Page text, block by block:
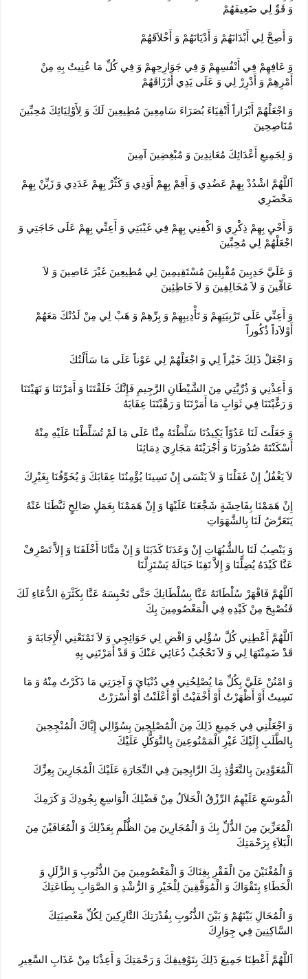
وَ قَوِّ لِي ضَعِيفَهُمْ‏
وَ أَصِحَّ لِي أَبْدَانَهُمْ وَ أَدْيَانَهُمْ وَ أَخْلاَقَهُمْ‏
وَ عَافِهِمْ فِي أَنْفُسِهِمْ وَ فِي جَوَارِحِهِمْ وَ فِي كُلِّ مَا عُنِيتُ بِهِ مِنْ
أَمْرِهِمْ وَ أَدْرِرْ لِي وَ عَلَى يَدِي أَرْزَاقَهُمْ‏
وَ اجْعَلْهُمْ أَبْرَاراً أَتْقِيَاءَ بُصَرَاءَ سَامِعِينَ مُطِيعِينَ لَكَ وَ لِأَوْلِيَائِكَ مُحِبِّينَ
مُنَاصِحِينَ‏
وَ لِجَمِيعِ أَعْدَائِكَ مُعَانِدِينَ وَ مُبْغِضِينَ آمِينَ‏
اَللَّهُمَّ اشْدُدْ بِهِمْ عَضُدِي وَ أَقِمْ بِهِمْ أَوَدِي وَ كَثِّرْ بِهِمْ عَدَدِي وَ زَيِّنْ بِهِمْ
مَحْضَرِي‏
وَ أَحْيِ بِهِمْ ذِكْرِي وَ اكْفِنِي بِهِمْ فِي غَيْبَتِي وَ أَعِنِّي بِهِمْ عَلَى حَاجَتِي وَ
اجْعَلْهُمْ لِي مُحِبِّينَ‏
وَ عَلَيَّ حَدِبِينَ مُقْبِلِينَ مُسْتَقِيمِينَ لِي مُطِيعِينَ غَيْرَ عَاصِينَ وَ لاَ
عَاقِّينَ وَ لاَ مُخَالِفِينَ وَ لاَ خَاطِئِينَ‏
وَ أَعِنِّي عَلَى تَرْبِيَتِهِمْ وَ تَأْدِيبِهِمْ وَ بِرِّهِمْ وَ هَبْ لِي مِنْ لَدُنْكَ مَعَهُمْ
أَوْلاَداً ذُكُوراً
وَ اجْعَلْ ذَلِكَ خَيْراً لِي وَ اجْعَلْهُمْ لِي عَوْناً عَلَى مَا سَأَلْتُكَ‏
وَ أَعِذْنِي وَ ذُرِّيَّتِي مِنَ الشَّيْطَانِ الرَّجِيمِ فَإِنَّكَ خَلَقْتَنَا وَ أَمَرْتَنَا وَ نَهَيْتَنَا
وَ رَغَّبْتَنَا فِي ثَوَابِ مَا أَمَرْتَنَا وَ رَهَّبْتَنَا عِقَابَهُ‏
وَ جَعَلْتَ لَنَا عَدُوّاً يَكِيدُنَا سَلَّطْتَهُ مِنَّا عَلَى مَا لَمْ تُسَلِّطْنَا عَلَيْهِ مِنْهُ
أَسْكَنْتَهُ صُدُورَنَا وَ أَجْرَيْتَهُ مَجَارِيَ دِمَائِنَا
لاَ يَغْفُلُ إِنْ غَفَلْنَا وَ لاَ يَنْسَى إِنْ نَسِينَا يُؤْمِنُنَا عِقَابَكَ وَ يُخَوِّفُنَا بِغَيْرِكَ‏
إِنْ هَمَمْنَا بِفَاحِشَةٍ شَجَّعَنَا عَلَيْهَا وَ إِنْ هَمَمْنَا بِعَمَلٍ صَالِحٍ ثَبَّطَنَا عَنْهُ
يَتَعَرَّضُ لَنَا بِالشَّهَوَاتِ‏
وَ يَنْصِبُ لَنَا بِالشُّبُهَاتِ إِنْ وَعَدَنَا كَذَبَنَا وَ إِنْ مَنَّانَا أَخْلَفَنَا وَ إِلاَّ تَصْرِفْ
عَنَّا كَيْدَهُ يُضِلَّنَا وَ إِلاَّ تَقِنَا خَبَالَهُ يَسْتَزِلَّنَا
اَللَّهُمَّ فَاقْهَرْ سُلْطَانَهُ عَنَّا بِسُلْطَانِكَ حَتَّى تَحْبِسَهُ عَنَّا بِكَثْرَةِ الدُّعَاءِ لَكَ
فَنُصْبِحَ مِنْ كَيْدِهِ فِي الْمَعْصُومِينَ بِكَ‏
اَللَّهُمَّ أَعْطِنِي كُلَّ سُؤْلِي وَ اقْضِ لِي حَوَائِجِي وَ لاَ تَمْنَعْنِي الْإِجَابَةَ وَ
قَدْ ضَمِنْتَهَا لِي وَ لاَ تَحْجُبْ دُعَائِي عَنْكَ وَ قَدْ أَمَرْتَنِي بِهِ‏
وَ امْنُنْ عَلَيَّ بِكُلِّ مَا يُصْلِحُنِي فِي دُنْيَايَ وَ آخِرَتِي مَا ذَكَرْتُ مِنْهُ وَ مَا
نَسِيتُ أَوْ أَظْهَرْتُ أَوْ أَخْفَيْتُ أَوْ أَعْلَنْتُ أَوْ أَسْرَرْتُ‏
وَ اجْعَلْنِي فِي جَمِيعِ ذَلِكَ مِنَ الْمُصْلِحِينَ بِسُؤَالِي إِيَّاكَ الْمُنْجِحِينَ
بِالطَّلَبِ إِلَيْكَ غَيْرِ الْمَمْنُوعِينَ بِالتَّوَكُّلِ عَلَيْكَ‏
اَلْمُعَوَّدِينَ بِالتَّعَوُّذِ بِكَ الرَّابِحِينَ فِي التِّجَارَةِ عَلَيْكَ الْمُجَارِينَ بِعِزِّكَ‏
الْمُوسَعِ عَلَيْهِمُ الرِّزْقُ الْحَلاَلُ مِنْ فَضْلِكَ الْوَاسِعِ بِجُودِكَ وَ كَرَمِكَ‏
الْمُعَزِّينَ مِنَ الذُّلِّ بِكَ وَ الْمُجَارِينَ مِنَ الظُّلْمِ بِعَدْلِكَ وَ الْمُعَافَيْنَ مِنَ
الْبَلاَءِ بِرَحْمَتِكَ‏
وَ الْمُغْنَيْنَ مِنَ الْفَقْرِ بِغِنَاكَ وَ الْمَعْصُومِينَ مِنَ الذُّنُوبِ وَ الزَّلَلِ وَ
الْخَطَاءِ بِتَقْوَاكَ وَ الْمُوَفَّقِينَ لِلْخَيْرِ وَ الرُّشْدِ وَ الصَّوَابِ بِطَاعَتِكَ‏
وَ الْمُحَالِ بَيْنَهُمْ وَ بَيْنَ الذُّنُوبِ بِقُدْرَتِكَ التَّارِكِينَ لِكُلِّ مَعْصِيَتِكَ
السَّاكِنِينَ فِي جِوَارِكَ‏
اَللَّهُمَّ أَعْطِنَا جَمِيعَ ذَلِكَ بِتَوْفِيقِكَ وَ رَحْمَتِكَ وَ أَعِذْنَا مِنْ عَذَابِ السَّعِيرِ